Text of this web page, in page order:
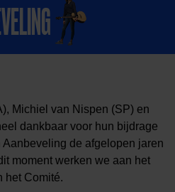
Michiel van Nispen (SP) en
dankbaar voor hun bijdrage
de afgelopen jaren
moment werken we aan het
het Comité.